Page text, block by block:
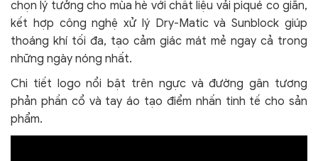
chọn lý tưởng cho mùa hè với chất liệu vải piqué co giãn,
kết hợp công nghệ xử lý Dry-Matic và Sunblock giúp
thoáng khí tối đa, tạo cảm giác mát mẻ ngay cả trong
những ngày nóng nhất.
Chi tiết logo nổi bật trên ngực và đường gân tương
phản phần cổ và tay áo tạo điểm nhấn tinh tế cho sản
phẩm.